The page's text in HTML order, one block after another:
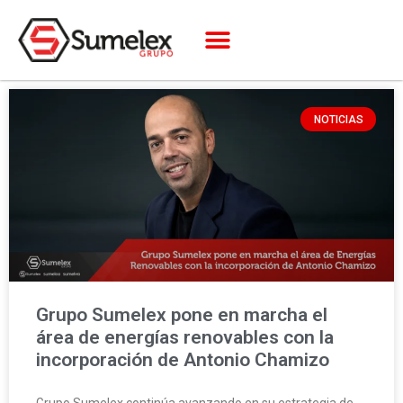
NOTICIAS
Grupo Sumelex pone en marcha el
área de energías renovables con la
incorporación de Antonio Chamizo